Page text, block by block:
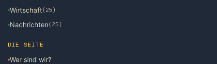
Wirtschaft(25)
Nachrichten (25)
DIE SEITE
Wer sind wir?